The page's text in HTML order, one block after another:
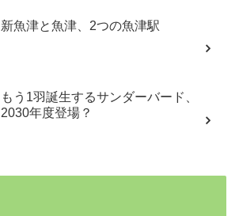
新魚津と魚津、2つの魚津駅
もう1羽誕生するサンダーバード、
2030年度登場？